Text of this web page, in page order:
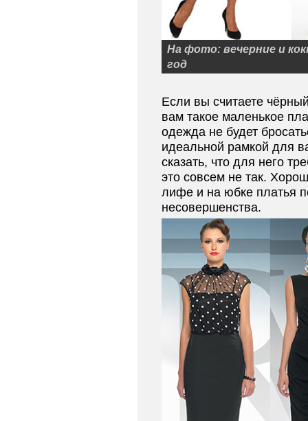
На фото: вечерние и
год
Если вы считаете
вам такое маленькое
одежда не будет
идеальной рамкой для
сказать, что для него
это совсем не так.
лифе и на юбке платья
несовершенства.